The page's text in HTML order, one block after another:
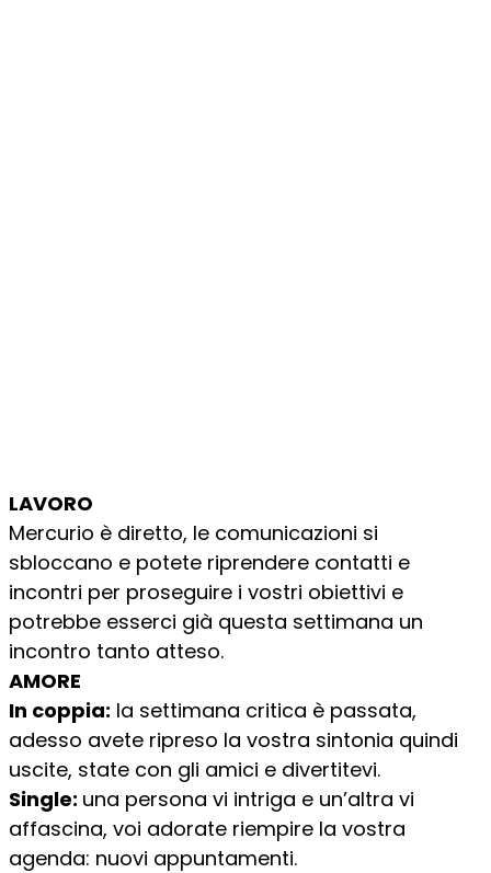
LAVORO
Mercurio è diretto, le comunicazioni si
sbloccano e potete riprendere contatti e
incontri per proseguire i vostri obiettivi e
potrebbe esserci già questa settimana un
incontro tanto atteso.
AMORE
In coppia: la settimana critica è passata,
adesso avete ripreso la vostra sintonia quindi
uscite, state con gli amici e divertitevi.
Single: una persona vi intriga e un’altra vi
affascina, voi adorate riempire la vostra
agenda: nuovi appuntamenti.